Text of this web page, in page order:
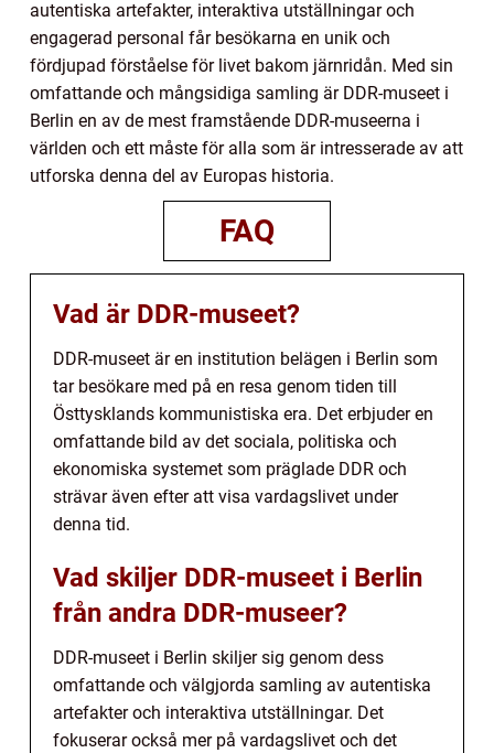
autentiska artefakter, interaktiva utställningar och
engagerad personal får besökarna en unik och
fördjupad förståelse för livet bakom järnridån. Med sin
omfattande och mångsidiga samling är DDR-museet i
Berlin en av de mest framstående DDR-museerna i
världen och ett måste för alla som är intresserade av att
utforska denna del av Europas historia.
FAQ
Vad är DDR-museet?
DDR-museet är en institution belägen i Berlin som
tar besökare med på en resa genom tiden till
Östtysklands kommunistiska era. Det erbjuder en
omfattande bild av det sociala, politiska och
ekonomiska systemet som präglade DDR och
strävar även efter att visa vardagslivet under
denna tid.
Vad skiljer DDR-museet i Berlin
från andra DDR-museer?
DDR-museet i Berlin skiljer sig genom dess
omfattande och välgjorda samling av autentiska
artefakter och interaktiva utställningar. Det
fokuserar också mer på vardagslivet och det